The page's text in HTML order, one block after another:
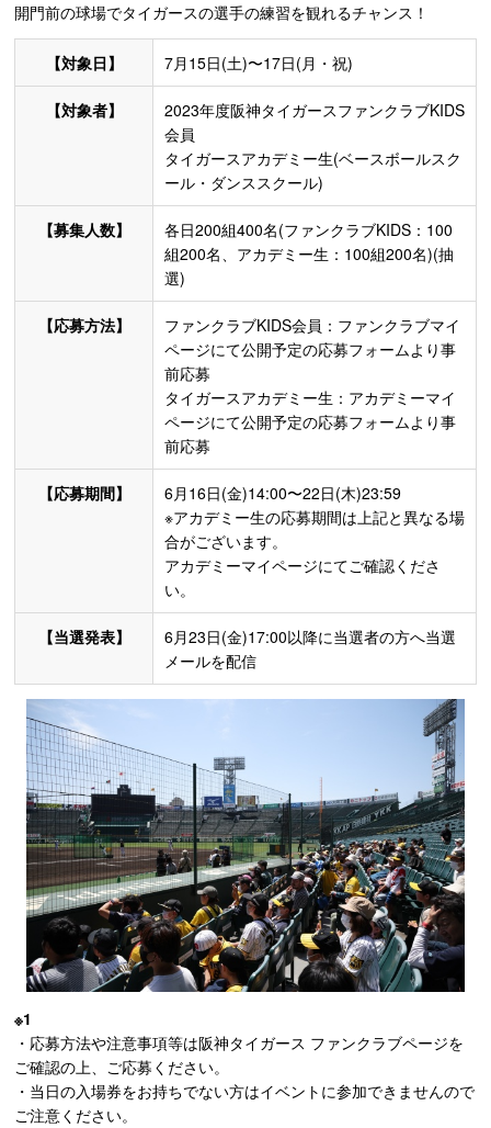
開門前の球場でタイガースの選手の練習を観れるチャンス！
【対象日】 7月15日(土)〜17日(月・祝)
【対象者】
2023年度阪神タイガースファンクラブKIDS
会員
タイガースアカデミー生(ベースボールスク
ール・ダンススクール)
【募集人数】
各日200組400名(ファンクラブKIDS：100
組200名、アカデミー生：100組200名)(抽
選)
【応募方法】
ファンクラブKIDS会員：ファンクラブマイ
ページにて公開予定の応募フォームより事
前応募
タイガースアカデミー生：アカデミーマイ
ページにて公開予定の応募フォームより事
前応募
【応募期間】
6月16日(金)14:00〜22日(木)23:59
※アカデミー生の応募期間は上記と異なる場
合がございます。
アカデミーマイページにてご確認くださ
い。
【当選発表】
6月23日(金)17:00以降に当選者の方へ当選
メールを配信
※1
・応募方法や注意事項等は阪神タイガース ファンクラブページを
ご確認の上、ご応募ください。
・当日の入場券をお持ちでない方はイベントに参加できませんので
ご注意ください。